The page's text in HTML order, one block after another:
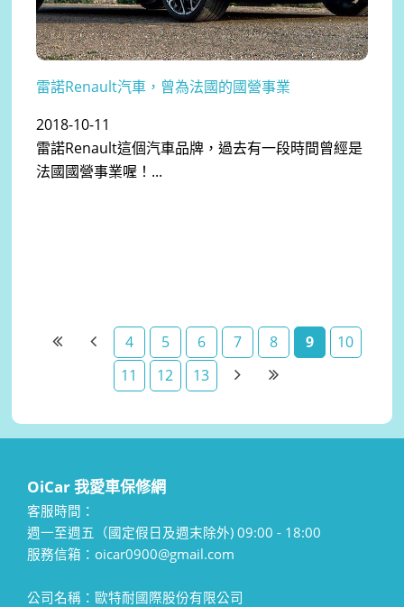
雷諾Renault汽車，曾為法國的國營事業
2018-10-11
雷諾Renault這個汽車品牌，過去有一段時間曾經是
法國國營事業喔！...
4 5 6 7 8 9
10
11
12 13
OiCar 我愛車保修網
客服時間：
週一至週五（國定假日及週末除外) 09:00 - 18:00
服務信箱：oicar0900@gmail.com
公司名稱：歐特耐國際股份有限公司